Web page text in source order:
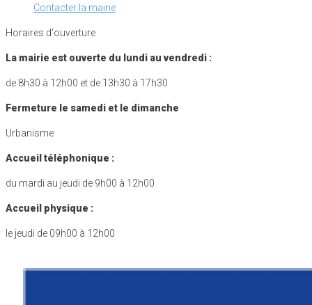
Contacter la mairie
Horaires d'ouverture
La mairie est ouverte du lundi au vendredi :
de 8h30 à 12h00 et de 13h30 à 17h30
Fermeture le samedi et le dimanche
Urbanisme
Accueil téléphonique :
du mardi au jeudi de 9h00 à 12h00
Accueil physique :
le jeudi de 09h00 à 12h00